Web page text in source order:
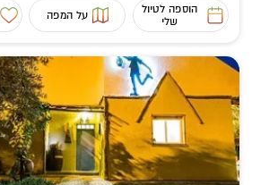
הוספה לטיול
שלי
על המפה